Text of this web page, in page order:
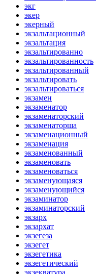
экг
экер
экерный
экзальтационный
экзальтация
экзальтированно
экзальтированность
экзальтированный
экзальтировать
экзальтироваться
экзамен
экзаменатор
экзаменаторский
экзаменаторша
экзаменационный
экзаменация
экзаменованный
экзаменовать
экзаменоваться
экзаменующаяся
экзаменующийся
экзаминатор
экзаминаторский
экзарх
экзархат
экзегеза
экзегет
экзегетика
экзегетический
экзекватура